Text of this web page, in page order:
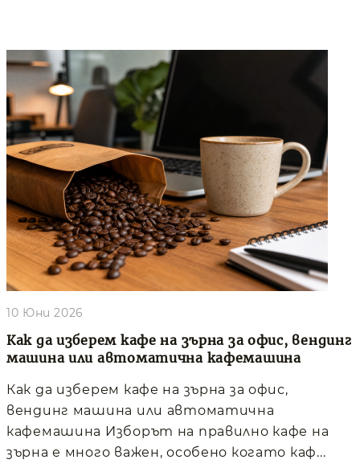
Как да изберем кафе на зърна за офис, вендинг
машина или автоматична кафемашина
10 Юни 2026
Как да изберем кафе на зърна за офис,
вендинг машина или автоматична
кафемашина Изборът на правилно кафе на
зърна е много важен, особено когато каф...